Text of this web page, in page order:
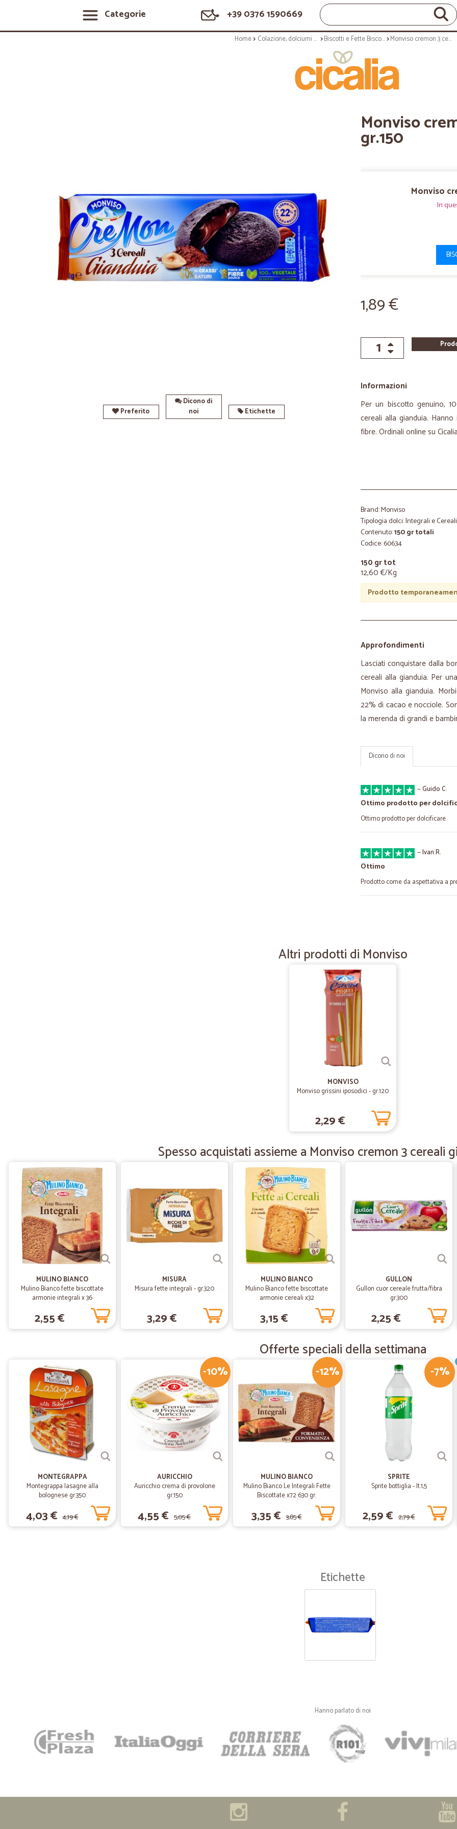
Categorie +39 0376 1590669
Home Colazione, dolciumi e snack Biscotti e Fette Biscottate Monviso cremon 3 cereali gianduia gr.150
Preferito
Dicono di
noi
Etichette
Monviso
gr.150
Monviso
In
1,89 €
Informazioni
Per un biscotto genuino,
cereali alla gianduia.
fibre. Ordinali online su
Brand: Monviso
Tipologia dolci: Integrali e Cereali
Contenuto:150 gr totali
Codice: 60634
150 gr tot
12,60 €/Kg
Prodotto
Approfondimenti
Lasciati conquistare dalla
cereali alla gianduia. Per
Monviso alla gianduia.
22% di cacao e nocciole.
la merenda di grandi e
Dicono di noi
—Guido C.
Ottimo prodotto per
Ottimo prodotto per dolcificare
—Ivan R.
Ottimo
Prodotto come da aspettativa a
Prodotti ottimi, imballaggi
consigliatissimo
Servizio impeccabile!
molto soddisfatta
Ho avuto un problema con il
molto gentili e
Servizio e puntualità
Servizio e puntualità eccellenti.
Persefoni A.
Servizio rapido
Servizio rapido, confezionamento
mediocre,personale call center
considerare in caso di necessità
Prodotti eccezionali
Prodotti eccezionali, ottima
Precione e puntualità nella
Altri prodotti di Monviso
MONVISO
Monviso grissini iposodici - gr.120
2,29 €
Spesso acquistati assieme a Monviso cremon 3 cereali
MULINO BIANCO
Mulino Bianco fette biscottate
armonie integrali x 36
2,55 €
MISURA
Misura fette integrali - gr.320
3,29 €
MULINO BIANCO
Mulino Bianco fette biscottate
armonie cereali x32
3,15 €
GULLON
Gullon cuor cereale frutta/fibra
gr.300
2,25 €
Offerte speciali della settimana
MONTEGRAPPA
Montegrappa lasagne alla
bolognese gr.350
4,03 € 4,19 €
-10%
AURICCHIO
Auricchio crema di provolone
gr.150
4,55 € 5,05 €
-12%
MULINO BIANCO
Mulino Bianco Le Integrali Fette
Biscottate x72 630 gr.
3,35 € 3,85 €
-7%
SPRITE
Sprite bottiglia - lt.1,5
2,59 € 2,79 €
Etichette
Hanno parlato di noi